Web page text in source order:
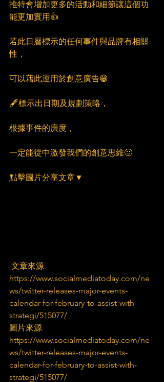
推特會增加更多的活動和細節讓這個功
能更加實用👍
若此日曆標示的任何事件與品牌有相關
性，
可以藉此運用於創意廣告😁
🖋標示出日期及規劃策略，
根據事件的廣度，
一定能從中激發我們的創意思維🙂
點擊圖片分享文章▼
文章來源
https://www.socialmediatoday.com/ne
ws/twitter-releases-major-events-
calendar-for-february-to-assist-with-
strategi/515077/
圖片來源
https://www.socialmediatoday.com/ne
ws/twitter-releases-major-events-
calendar-for-february-to-assist-with-
strategi/515077/